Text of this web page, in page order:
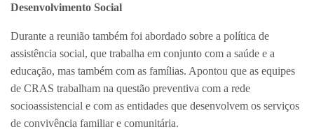
Desenvolvimento Social
Durante a reunião também foi abordado sobre a política de
assistência social, que trabalha em conjunto com a saúde e a
educação, mas também com as famílias. Apontou que as equipes
de CRAS trabalham na questão preventiva com a rede
socioassistencial e com as entidades que desenvolvem os serviços
de convivência familiar e comunitária.